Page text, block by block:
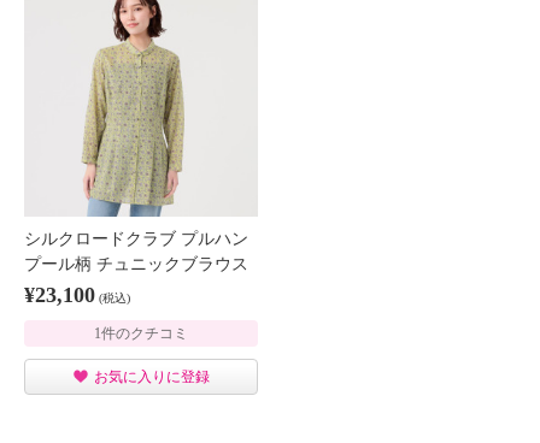
シルクロードクラブ プルハン
プール柄 チュニックブラウス
¥23,100 (税込)
1件のクチコミ
お気に入りに登録